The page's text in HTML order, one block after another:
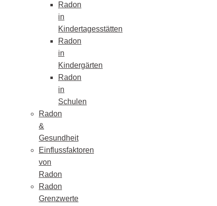
Radon
in
Kindertagesstätten
Radon
in
Kindergärten
Radon
in
Schulen
Radon
&
Gesundheit
Einflussfaktoren
von
Radon
Radon
Grenzwerte